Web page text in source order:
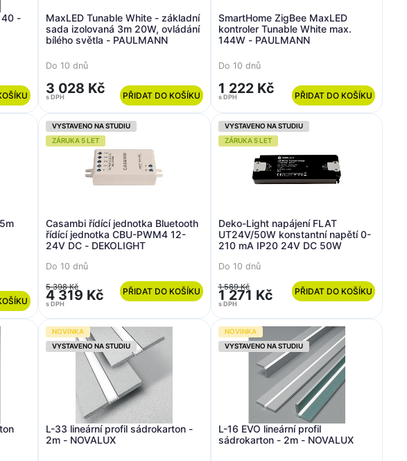
40 -
MaxLED Tunable White - základní
sada izolovaná 3m 20W, ovládání
bílého světla - PAULMANN
Do 10 dnů
3 028 Kč
s DPH PŘIDAT DO KOŠÍKU
SmartHome ZigBee MaxLED
kontroler Tunable White max.
144W - PAULMANN
Do 10 dnů
1 222 Kč
s DPH PŘIDAT DO KOŠÍKU
VYSTAVENO NA STUDIU
ZÁRUKA 5 LET
Casambi řídící jednotka Bluetooth
řídící jednotka CBU-PWM4 12-
24V DC - DEKOLIGHT
Do 10 dnů
5 398 Kč
4 319 Kč
s DPH
PŘIDAT DO KOŠÍKU
VYSTAVENO NA STUDIU
ZÁRUKA 5 LET
Deko-Light napájení FLAT
UT24V/50W konstantní napětí 0-
210 mA IP20 24V DC 50W
Do 10 dnů
1 589 Kč
1 271 Kč
s DPH
PŘIDAT DO KOŠÍKU
NOVINKA
VYSTAVENO NA STUDIU
L-33 lineární profil sádrokarton -
2m - NOVALUX
NOVINKA
VYSTAVENO NA STUDIU
L-16 EVO lineární profil
sádrokarton - 2m - NOVALUX